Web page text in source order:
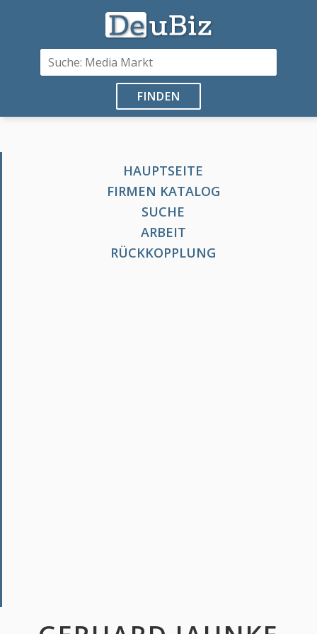
FINDEN
HAUPTSEITE
FIRMEN KATALOG
SUCHE
ARBEIT
RÜCKKOPPLUNG